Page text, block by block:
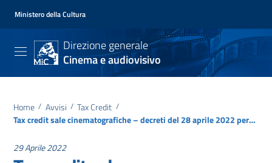
Ministero della Cultura
Direzione generale
Cinema e audiovisivo
Home / Avvisi / Tax Credit /
Tax credit sale cinematografiche – decreti del 28 aprile 2022 per la programmazione e gli investimenti nelle sale cinematografiche
29 Aprile 2022